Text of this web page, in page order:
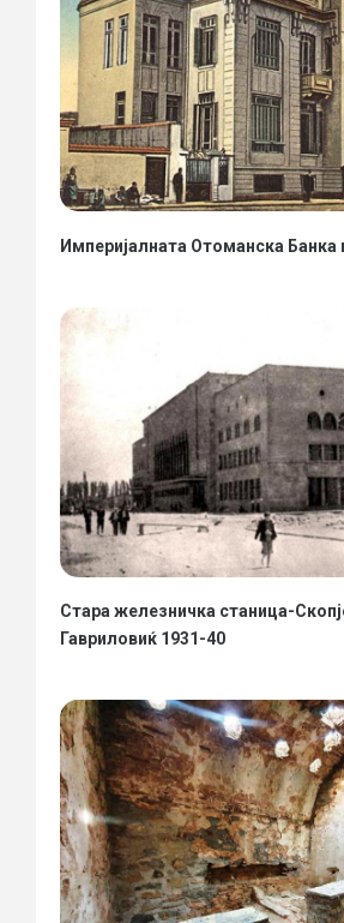
Империјалната Отоманска Банка
Стара железничка станица-
Гавриловиќ 1931-40